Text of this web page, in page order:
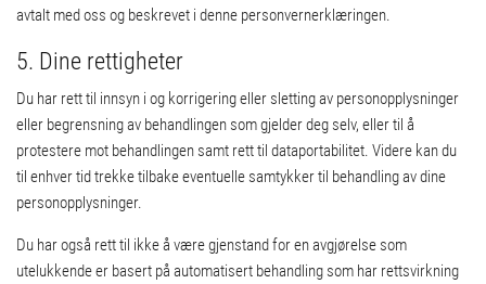
avtalt med oss og beskrevet i denne personvernerklæringen.
5. Dine rettigheter
Du har rett til innsyn i og korrigering eller sletting av personopplysninger
eller begrensning av behandlingen som gjelder deg selv, eller til å
protestere mot behandlingen samt rett til dataportabilitet. Videre kan du
til enhver tid trekke tilbake eventuelle samtykker til behandling av dine
personopplysninger.
Du har også rett til ikke å være gjenstand for en avgjørelse som
utelukkende er basert på automatisert behandling som har rettsvirkning